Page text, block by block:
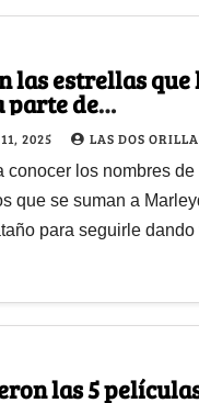
las estrellas
parte de
de soledad
2025 LAS DOS
conocer los nombres
que se suman a
para seguirle
las 5